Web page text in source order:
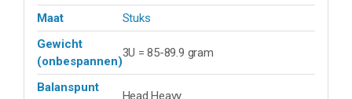
Maat
Stuks
Gewicht
(onbespannen)
3U = 85-89.9 gram
Balanspunt
Head Heavy